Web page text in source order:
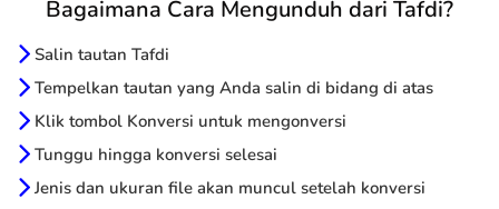
Bagaimana Cara Mengunduh dari Tafdi?
Salin tautan Tafdi
Tempelkan tautan yang Anda salin di bidang di atas
Klik tombol Konversi untuk mengonversi
Tunggu hingga konversi selesai
Jenis dan ukuran file akan muncul setelah konversi